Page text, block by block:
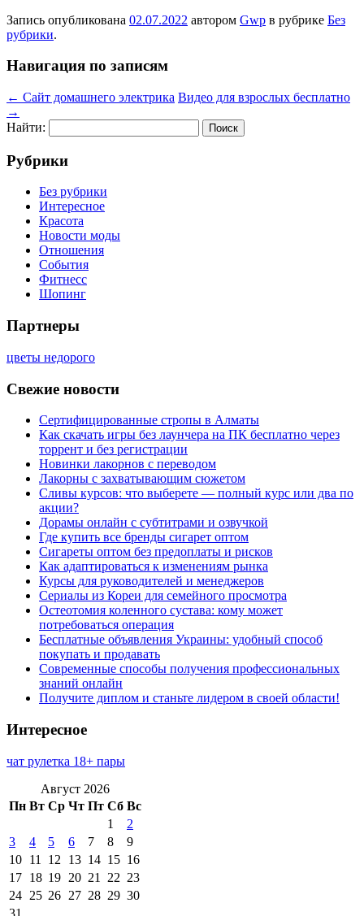
Запись опубликована 02.07.2022 автором Gwp в рубрике Без
рубрики.
Навигация по записям
← Сайт домашнего электрика Видео для взрослых бесплатно
→
Найти:
Рубрики
Без рубрики
Интересное
Красота
Новости моды
Отношения
События
Фитнесс
Шопинг
Партнеры
цветы недорого
Свежие новости
Сертифицированные стропы в Алматы
Как скачать игры без лаунчера на ПК бесплатно через
торрент и без регистрации
Новинки лакорнов с переводом
Лакорны с захватывающим сюжетом
Сливы курсов: что выберете — полный курс или два по
акции?
Дорамы онлайн с субтитрами и озвучкой
Где купить все бренды сигарет оптом
Сигареты оптом без предоплаты и рисков
Как адаптироваться к изменениям рынка
Курсы для руководителей и менеджеров
Сериалы из Кореи для семейного просмотра
Остеотомия коленного сустава: кому может
потребоваться операция
Бесплатные объявления Украины: удобный способ
покупать и продавать
Современные способы получения профессиональных
знаний онлайн
Получите диплом и станьте лидером в своей области!
Интересное
чат рулетка 18+ пары
Август 2026
Пн Вт Ср Чт Пт Сб Вс
1
2
3
4 5 6 7 8
9
10 11 12 13 14 15 16
17 18 19 20 21 22 23
24 25 26 27 28 29 30
31